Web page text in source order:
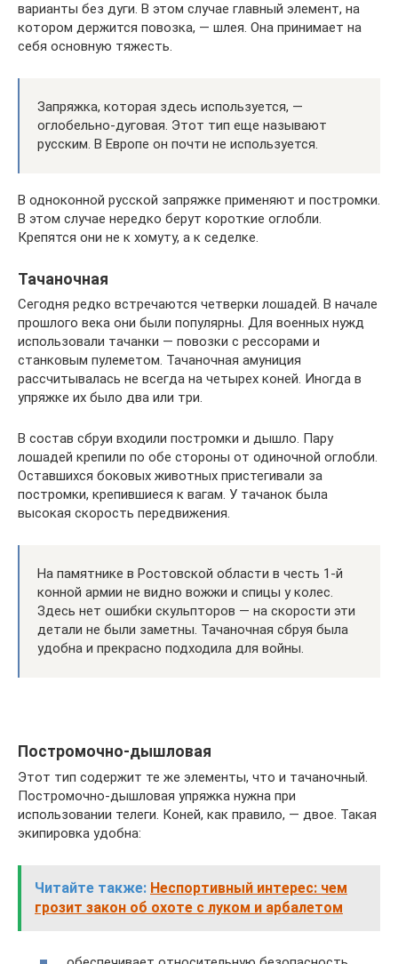
варианты без дуги. В этом случае главный элемент, на
котором держится повозка, — шлея. Она принимает на
себя основную тяжесть.
Запряжка, которая здесь используется, —
оглобельно-дуговая. Этот тип еще называют
русским. В Европе он почти не используется.
В одноконной русской запряжке применяют и постромки.
В этом случае нередко берут короткие оглобли.
Крепятся они не к хомуту, а к седелке.
Тачаночная
Сегодня редко встречаются четверки лошадей. В начале
прошлого века они были популярны. Для военных нужд
использовали тачанки — повозки с рессорами и
станковым пулеметом. Тачаночная амуниция
рассчитывалась не всегда на четырех коней. Иногда в
упряжке их было два или три.
В состав сбруи входили постромки и дышло. Пару
лошадей крепили по обе стороны от одиночной оглобли.
Оставшихся боковых животных пристегивали за
постромки, крепившиеся к вагам. У тачанок была
высокая скорость передвижения.
На памятнике в Ростовской области в честь 1-й
конной армии не видно вожжи и спицы у колес.
Здесь нет ошибки скульпторов — на скорости эти
детали не были заметны. Тачаночная сбруя была
удобна и прекрасно подходила для войны.
Постромочно-дышловая
Этот тип содержит те же элементы, что и тачаночный.
Постромочно-дышловая упряжка нужна при
использовании телеги. Коней, как правило, — двое. Такая
экипировка удобна:
Читайте также: Неспортивный интерес: чем
грозит закон об охоте с луком и арбалетом